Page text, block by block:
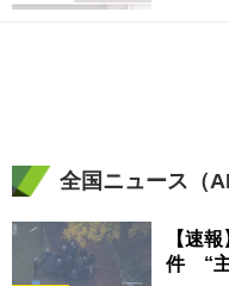
全国ニュース（
【速
件 “主